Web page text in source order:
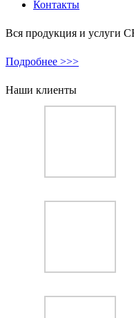
Контакты
Вся продукция и
Подробнее >>>
Наши клиенты